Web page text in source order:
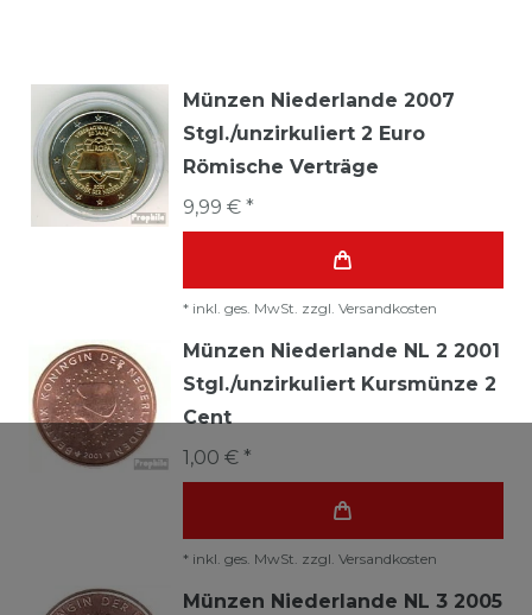
Münzen Niederlande 2007
Stgl./unzirkuliert 2 Euro
Römische Verträge
9,99 € *
* inkl. ges. MwSt. zzgl. Versandkosten
Münzen Niederlande NL 2 2001
Stgl./unzirkuliert Kursmünze 2
Cent
1,00 € *
* inkl. ges. MwSt. zzgl. Versandkosten
Münzen Niederlande NL 3 2005